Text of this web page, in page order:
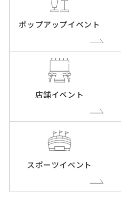
ポップアップイベント
店舗イベント
スポーツイベント